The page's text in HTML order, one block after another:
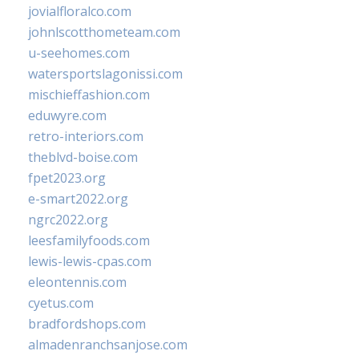
jovialfloralco.com
johnlscotthometeam.com
u-seehomes.com
watersportslagonissi.com
mischieffashion.com
eduwyre.com
retro-interiors.com
theblvd-boise.com
fpet2023.org
e-smart2022.org
ngrc2022.org
leesfamilyfoods.com
lewis-lewis-cpas.com
eleontennis.com
cyetus.com
bradfordshops.com
almadenranchsanjose.com